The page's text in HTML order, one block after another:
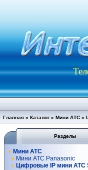
Главная » Каталог » Мини АТС »
Разделы
Мини АТС
Мини АТС Panasonic
Цифровые IP мини АТС